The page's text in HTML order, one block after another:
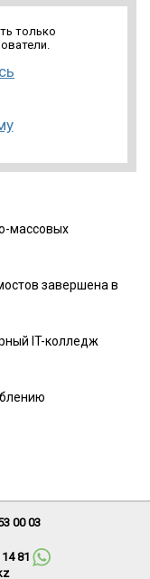
только
массовых
завершена в
IT-колледж
00 03
81